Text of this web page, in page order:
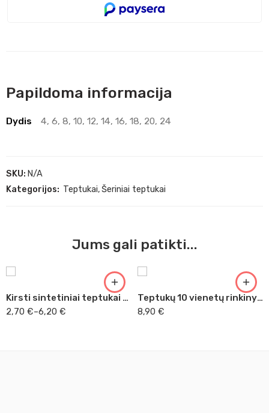
Papildoma informacija
Dydis 4, 6, 8, 10, 12, 14, 16, 18, 20, 24
SKU: N/A
Kategorijos: Teptukai,Šeriniai teptukai
Jums gali patikti...
Kirsti sintetiniai teptukai Rosa trumpu kotu
2,70 €–6,20 €
Nr. 8
Nr. 10
Teptukų 10 vienetų rinkinys Daler Rowney
8,90 €